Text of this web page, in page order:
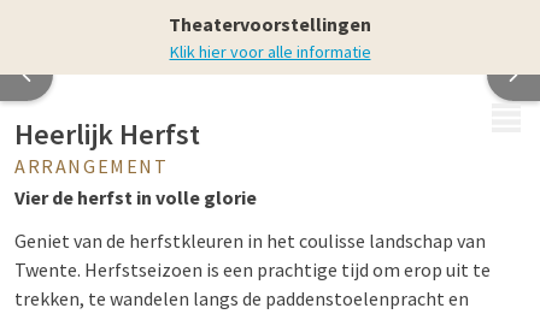
Theatervoorstellingen
Klik hier voor alle informatie
Heerlijk Herfst
ARRANGEMENT
Vier de herfst in volle glorie
Geniet van de herfstkleuren in het coulisse landschap van
Twente. Herfstseizoen is een prachtige tijd om erop uit te
trekken, te wandelen langs de paddenstoelenpracht en